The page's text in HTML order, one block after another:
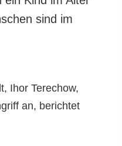
Fotobank
sind im
Ihor Terechow,
an, berichtet